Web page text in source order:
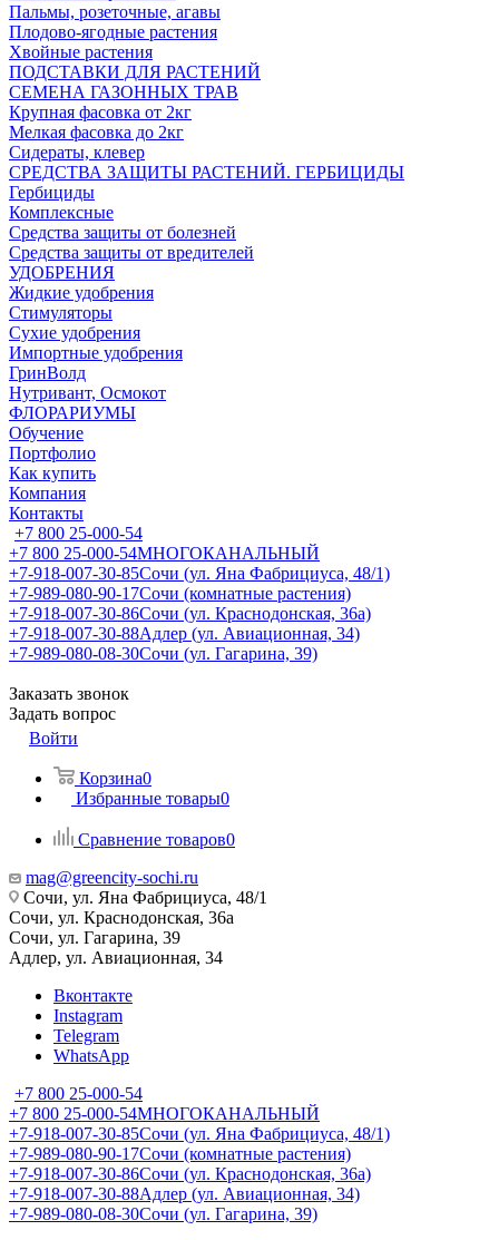
Пальмы, розеточные, агавы
Плодово-ягодные растения
Хвойные растения
ПОДСТАВКИ ДЛЯ РАСТЕНИЙ
СЕМЕНА ГАЗОННЫХ ТРАВ
Крупная фасовка от 2кг
Мелкая фасовка до 2кг
Сидераты, клевер
СРЕДСТВА ЗАЩИТЫ РАСТЕНИЙ. ГЕРБИЦИДЫ
Гербициды
Комплексные
Средства защиты от болезней
Средства защиты от вредителей
УДОБРЕНИЯ
Жидкие удобрения
Стимуляторы
Сухие удобрения
Импортные удобрения
ГринВолд
Нутривант, Осмокот
ФЛОРАРИУМЫ
Обучение
Портфолио
Как купить
Компания
Контакты
+7 800 25-000-54
+7 800 25-000-54МНОГОКАНАЛЬНЫЙ
+7-918-007-30-85Сочи (ул. Яна Фабрициуса, 48/1)
+7-989-080-90-17Сочи (комнатные растения)
+7-918-007-30-86Сочи (ул. Краснодонская, 36а)
+7-918-007-30-88Адлер (ул. Авиационная, 34)
+7-989-080-08-30Сочи (ул. Гагарина, 39)
Заказать звонок
Задать вопрос
Войти
Корзина0
Избранные товары0
Сравнение товаров0
mag@greencity-sochi.ru
Сочи, ул. Яна Фабрициуса, 48/1
Сочи, ул. Краснодонская, 36а
Сочи, ул. Гагарина, 39
Адлер, ул. Авиационная, 34
Вконтакте
Instagram
Telegram
WhatsApp
+7 800 25-000-54
+7 800 25-000-54МНОГОКАНАЛЬНЫЙ
+7-918-007-30-85Сочи (ул. Яна Фабрициуса, 48/1)
+7-989-080-90-17Сочи (комнатные растения)
+7-918-007-30-86Сочи (ул. Краснодонская, 36а)
+7-918-007-30-88Адлер (ул. Авиационная, 34)
+7-989-080-08-30Сочи (ул. Гагарина, 39)